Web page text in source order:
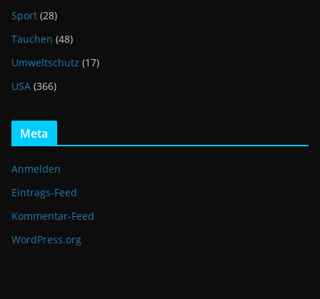
Sport (28)
Tauchen (48)
Umweltschutz (17)
USA (366)
Meta
Anmelden
Eintrags-Feed
Kommentar-Feed
WordPress.org